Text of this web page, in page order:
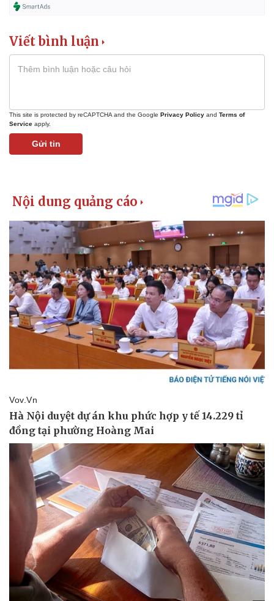
Thể thao
Lịch thi đấu bóng đá
Thế giới thể thao
Hậu trường
Ô tô - Xe máy
Ô tô
Xe máy
Tư vấn
Viết bình luận
This site is protected by reCAPTCHA and the Google Privacy Policy and Terms of
Service apply.
Gửi tin